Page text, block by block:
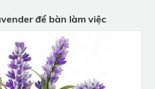
để bàn làm việc